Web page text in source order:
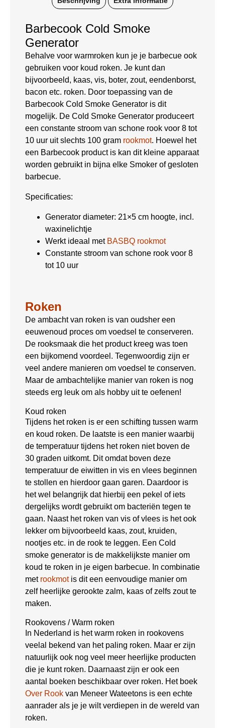
Barbecook Cold Smoke
Generator
Behalve voor warmroken kun je je barbecue ook
gebruiken voor koud roken. Je kunt dan
bijvoorbeeld, kaas, vis, boter, zout, eendenborst,
bacon etc. roken. Door toepassing van de
Barbecook Cold Smoke Generator is dit
mogelijk. De Cold Smoke Generator produceert
een constante stroom van schone rook voor 8 tot
10 uur uit slechts 100 gram rookmot. Hoewel het
een Barbecook product is kan dit kleine apparaat
worden gebruikt in bijna elke Smoker of gesloten
barbecue.
Specificaties:
Generator diameter: 21×5 cm hoogte, incl.
waxinelichtje
Werkt ideaal met BASBQ rookmot
Constante stroom van schone rook voor 8
tot 10 uur
Roken
De ambacht van roken is van oudsher een
eeuwenoud proces om voedsel te conserveren.
De rooksmaak die het product kreeg was toen
een bijkomend voordeel. Tegenwoordig zijn er
veel andere manieren om voedsel te conserven.
Maar de ambachtelijke manier van roken is nog
steeds erg leuk om als hobby uit te oefenen!
Koud roken
Tijdens het roken is er een schifting tussen warm
en koud roken. De laatste is een manier waarbij
de temperatuur tijdens het roken niet boven de
30 graden uitkomt. Dit omdat boven deze
temperatuur de eiwitten in vis en vlees beginnen
te stollen en hierdoor gaan garen. Daardoor is
het wel belangrijk dat hierbij een pekel of iets
dergelijks wordt gebruikt om bacteriën tegen te
gaan. Naast het roken van vis of vlees is het ook
lekker om bijvoorbeeld kaas, zout, kruiden,
nootjes etc. in de rook te leggen. Een Cold
smoke generator is de makkelijkste manier om
koud te roken in je eigen barbecue. In combinatie
met rookmotis dit een eenvoudige manier om
zelf heerlijke gerookte zalm, kaas of zelfs zout te
maken.
Rookovens / Warm roken
In Nederland is het warm roken in rookovens
veelal bekend van het paling roken. Maar er zijn
natuurlijk ook nog veel meer heerlijke producten
die je kunt roken. Daarnaast zijn er ook een
aantal boeken beschikbaar over roken. Het boek
Over Rook van Meneer Wateetons is een echte
aanrader als je je wilt verdiepen in de wereld van
roken.